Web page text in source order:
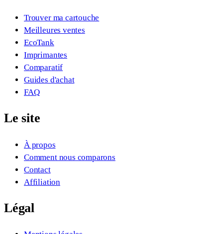
Trouver ma cartouche
Meilleures ventes
EcoTank
Imprimantes
Comparatif
Guides d'achat
FAQ
Le site
À propos
Comment nous comparons
Contact
Affiliation
Légal